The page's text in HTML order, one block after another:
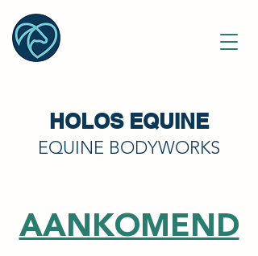
HOLOS EQUINE
EQUINE BODYWORKS
AANKOMEND